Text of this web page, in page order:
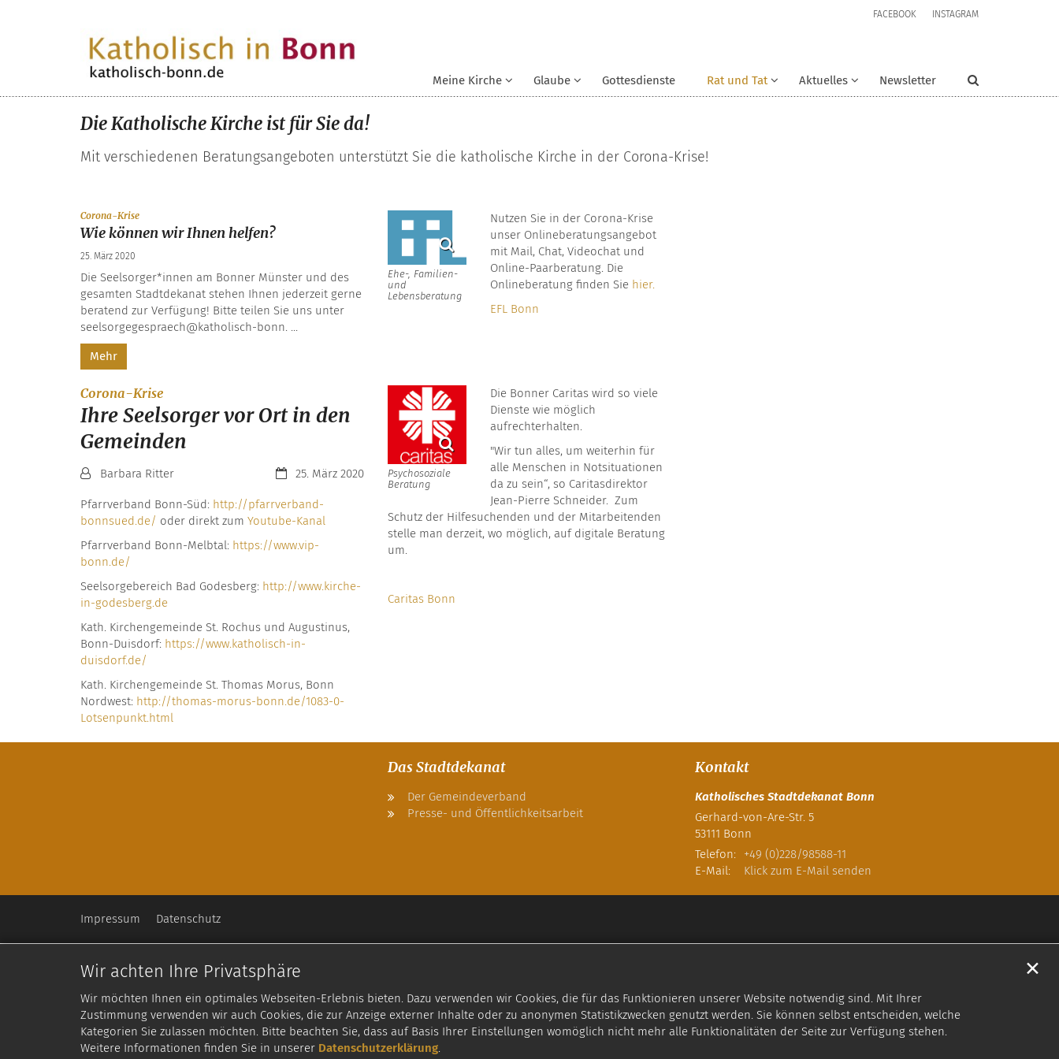
Wir achten Ihre Privatsphäre
Wir möchten Ihnen ein optimales Webseiten-Erlebnis bieten. Dazu verwenden wir Cookies, die für das Funktionieren unserer Website notwendig sind. Mit Ihrer
Zustimmung verwenden wir auch Cookies, die zur Anzeige externer Inhalte oder zu anonymen Statistikzwecken genutzt werden. Sie können selbst entscheiden, welche
Kategorien Sie zulassen möchten. Bitte beachten Sie, dass auf Basis Ihrer Einstellungen womöglich nicht mehr alle Funktionalitäten der Seite zur Verfügung stehen.
Weitere Informationen finden Sie in unserer Datenschutzerklärung.
✕
FACEBOOK INSTAGRAM
Meine Kirche Glaube Gottesdienste Rat und Tat Aktuelles Newsletter
Die Katholische Kirche ist für Sie da!
Mit verschiedenen Beratungsangeboten unterstützt Sie die katholische Kirche in der Corona-Krise!
Corona-Krise:
Wie können wir Ihnen helfen?
25. März 2020
Die Seelsorger*innen am Bonner Münster und des
gesamten Stadtdekanat stehen Ihnen jederzeit gerne
beratend zur Verfügung! Bitte teilen Sie uns unter
seelsorgegespraech@katholisch-bonn. ...
Mehr
Ehe-, Familien-
und
Lebensberatung
Nutzen Sie in der Corona-Krise
unser Onlineberatungsangebot
mit Mail, Chat, Videochat und
Online-Paarberatung. Die
Onlineberatung finden Sie hier.
EFL Bonn
Corona-Krise:
Ihre Seelsorger vor Ort in den
Gemeinden
Datum:25. März 2020
Von:Barbara Ritter
Pfarrverband Bonn-Süd: http://pfarrverband-
bonnsued.de/ oder direkt zum Youtube-Kanal
Pfarrverband Bonn-Melbtal: https://www.vip-
bonn.de/
Seelsorgebereich Bad Godesberg: http://www.kirche-
in-godesberg.de
Kath. Kirchengemeinde St. Rochus und Augustinus,
Bonn-Duisdorf: https://www.katholisch-in-
duisdorf.de/
Kath. Kirchengemeinde St. Thomas Morus, Bonn
Nordwest: http://thomas-morus-bonn.de/1083-0-
Lotsenpunkt.html
Psychosoziale
Beratung
Die Bonner Caritas wird so viele
Dienste wie möglich
aufrechterhalten.
"Wir tun alles, um weiterhin für
alle Menschen in Notsituationen
da zu sein“, so Caritasdirektor
Jean-Pierre Schneider. Zum
Schutz der Hilfesuchenden und der Mitarbeitenden
stelle man derzeit, wo möglich, auf digitale Beratung
um.
Caritas Bonn
Das Stadtdekanat
Der Gemeindeverband
Presse- und Öffentlichkeitsarbeit
Kontakt
Katholisches Stadtdekanat Bonn
Gerhard-von-Are-Str. 5
53111 Bonn
Telefon:
+49 (0)228/98588-11
E-Mail:
Klick zum E-Mail senden
Impressum Datenschutz